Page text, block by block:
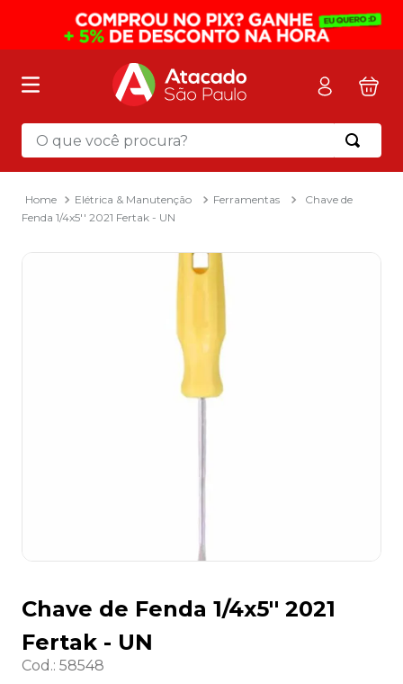
O que você procura?
Elétrica & Manutenção Ferramentas
Chave de
Fenda 1/4x5'' 2021 Fertak - UN
Chave de Fenda 1/4x5'' 2021
Fertak - UN
Cod.: 58548
Termos mais buscados
mochila
2º sacola
3º papel toalha